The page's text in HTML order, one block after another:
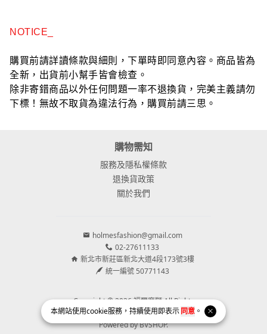
本網站使用cookie服務，持續使用即表示同意 。
NOTICE_
購買前請詳讀條款與細則，下單時即同意內容。商品皆為
全新，出貨前小幫手皆會檢查。
除非寄錯商品以外任何問題一率不退換貨，完美主義請勿
下標！無故不取貨為違法行為，購買前請三思。
購物需知
服務及隱私權條款
退換貨政策
關於我們
holmesfashion@gmail.com
02-27611133
新北市新莊區新北大道4段173號3樓
統一編號 50771143
Copyright © 2026 福爾摩獅 All Rights
Reserved.
Powered byBVSHOP.